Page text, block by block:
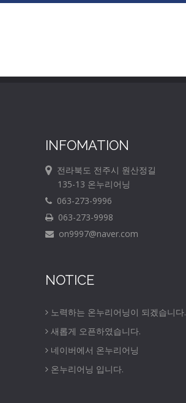
INFOMATION
전라북도 전주시 원산정길
135-13 온누리어닝
063-273-9996
063-273-9998
on9997@naver.com
NOTICE
노력하는 온누리어닝이 되겠습니다.
새롭게 오픈하였습니다.
네이버에서 온누리어닝
온누리어닝 입니다.